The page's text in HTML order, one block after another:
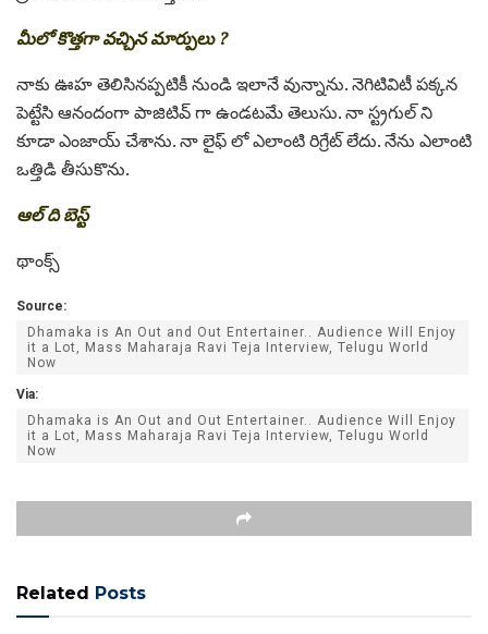
మీలో కొత్తగా వచ్చిన మార్పులు ?
నాకు ఊహ తెలిసినప్పటికీ నుండి ఇలానే వున్నాను. నెగిటివిటీ పక్కన
పెట్టేసి ఆనందంగా పాజిటివ్ గా ఉండటమే తెలుసు. నా స్ట్రగుల్ ని
కూడా ఎంజాయ్ చేశాను. నా లైఫ్ లో ఎలాంటి రిగ్రేట్ లేదు. నేను ఎలాంటి
ఒత్తిడి తీసుకొను.
ఆల్ ది బెస్ట్
థాంక్స్
Source:
Dhamaka is An Out and Out Entertainer.. Audience Will Enjoy
it a Lot, Mass Maharaja Ravi Teja Interview, Telugu World
Now
Via:
Dhamaka is An Out and Out Entertainer.. Audience Will Enjoy
it a Lot, Mass Maharaja Ravi Teja Interview, Telugu World
Now
Related Posts